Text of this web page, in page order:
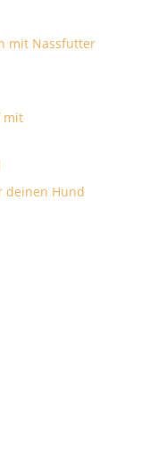
mit Nassfutter
mit
deinen Hund